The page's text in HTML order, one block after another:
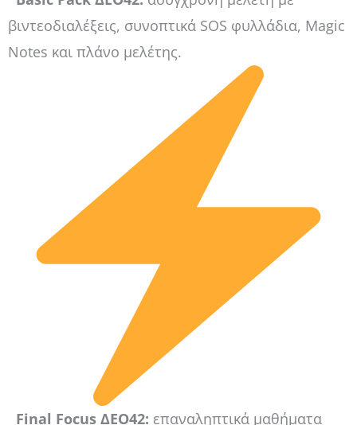
βιντεοδιαλέξεις, συνοπτικά SOS φυλλάδια, Magic
Notes και πλάνο μελέτης.
Final Focus ΔΕΟ42: επαναληπτικά μαθήματα